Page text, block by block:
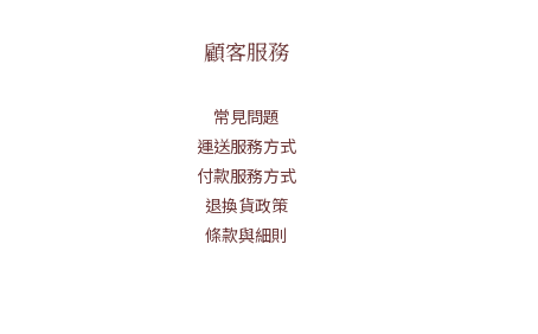
顧客服務
常見問題
運送服務方式
付款服務方式
退換貨政策
條款與細則